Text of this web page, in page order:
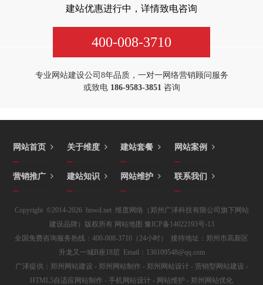
建站优惠进行中，详情致电咨询
400-008-3710
专业网站建设公司8年品质，一对一网络营销顾问服务
或致电 186-9583-3851咨询
网站首页 关于维度 建站套餐 网站案例
营销推广 建站知识 网站维护 联系我们
Copyright ©2014-2026 hnwd.net 维度网络（郑州广泽科技有限公司旗下网站
建设品牌）版权所有 网站地图 豫ICP备14022193号-13
全国免费咨询服务热线：400-008-3710（24小时） 接待地址：郑州市高新区
升龙又一城B座18层 Email：136109548@qq.com
广泽提供： 郑州网站建设 - 郑州网站制作 - 郑州网站设计- 营销型网站建设 -
HTML5自适应网站制作 - 手机网站设计 - 网站维护 - 郑州网站优化